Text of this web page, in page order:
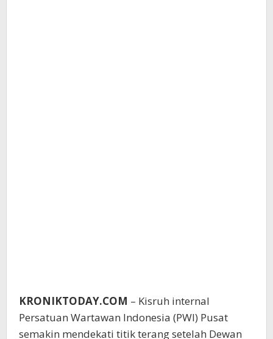
KRONIKTODAY.COM – Kisruh internal
Persatuan Wartawan Indonesia (PWI) Pusat
semakin mendekati titik terang setelah Dewan